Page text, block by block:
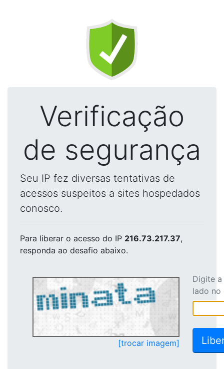
Verificação
de segurança
Seu IP fez diversas tentativas de
acessos suspeitos a sites hospedados
conosco.
Para liberar o acesso do IP 216.73.217.37,
responda ao desafio abaixo.
[trocar imagem]
Digite
lado no